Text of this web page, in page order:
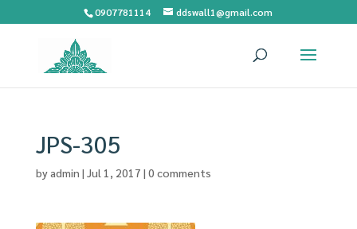
0907781114 ddswall1@gmail.com
JPS-305
byadmin | Jul 1, 2017 | 0 comments